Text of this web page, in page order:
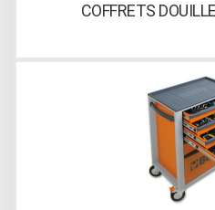
COFFRETS